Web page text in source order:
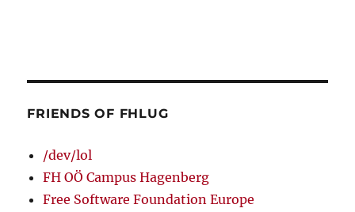
FRIENDS OF FHLUG
/dev/lol
FH OÖ Campus Hagenberg
Free Software Foundation Europe